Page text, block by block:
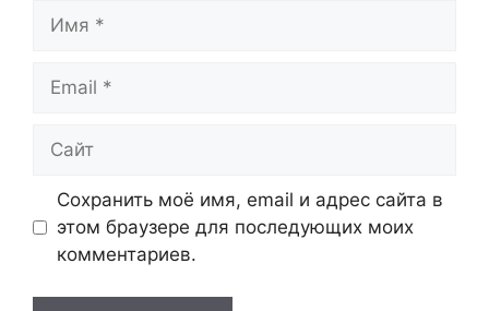
Имя
Email
Сайт
Сохранить моё имя, email и адрес сайта в
этом браузере для последующих моих
комментариев.